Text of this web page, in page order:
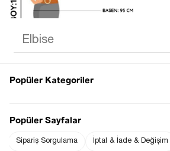
Ürün Boyu : 61 cm ( +/- 2 cm )
Fiyat Düşünce
Popüler Kategoriler
Popüler Sayfalar
Sipariş Sorgulama İptal & İade & Değişim